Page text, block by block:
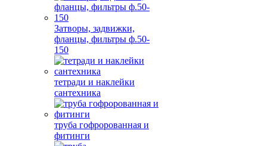
Затворы, задвижки,
фланцы, фильтры ф.50-
150
тетради и наклейки
сантехника
труба гофророванная и
фитинги